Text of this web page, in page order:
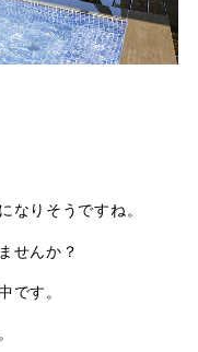
なりそうですね。
せんか？
です。